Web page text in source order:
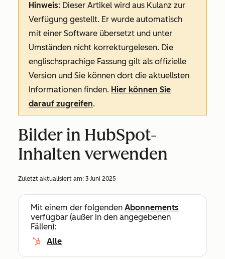
Hinweis: Dieser Artikel wird aus Kulanz zur
Verfügung gestellt. Er wurde automatisch
mit einer Software übersetzt und unter
Umständen nicht korrekturgelesen. Die
englischsprachige Fassung gilt als offizielle
Version und Sie können dort die aktuellsten
Informationen finden. Hier können Sie
darauf zugreifen.
Bilder in HubSpot-
Inhalten verwenden
Zuletzt aktualisiert am: 3 Juni 2025
Mit einem der folgenden Abonnements
verfügbar (außer in den angegebenen
Fällen):
Alle